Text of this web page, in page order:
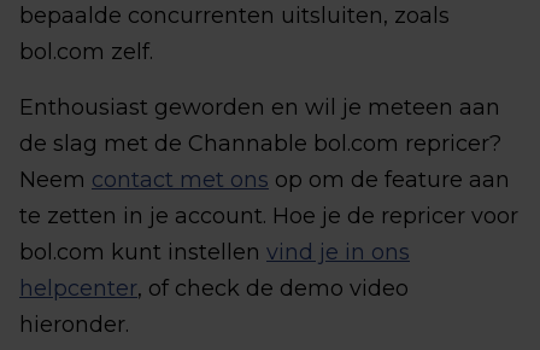
bepaalde concurrenten uitsluiten, zoals
bol.com zelf.
Enthousiast geworden en wil je meteen aan
de slag met de Channable bol.com repricer?
Neem contact met ons op om de feature aan
te zetten in je account. Hoe je de repricer voor
bol.com kunt instellen vind je in ons
helpcenter, of check de demo video
hieronder.